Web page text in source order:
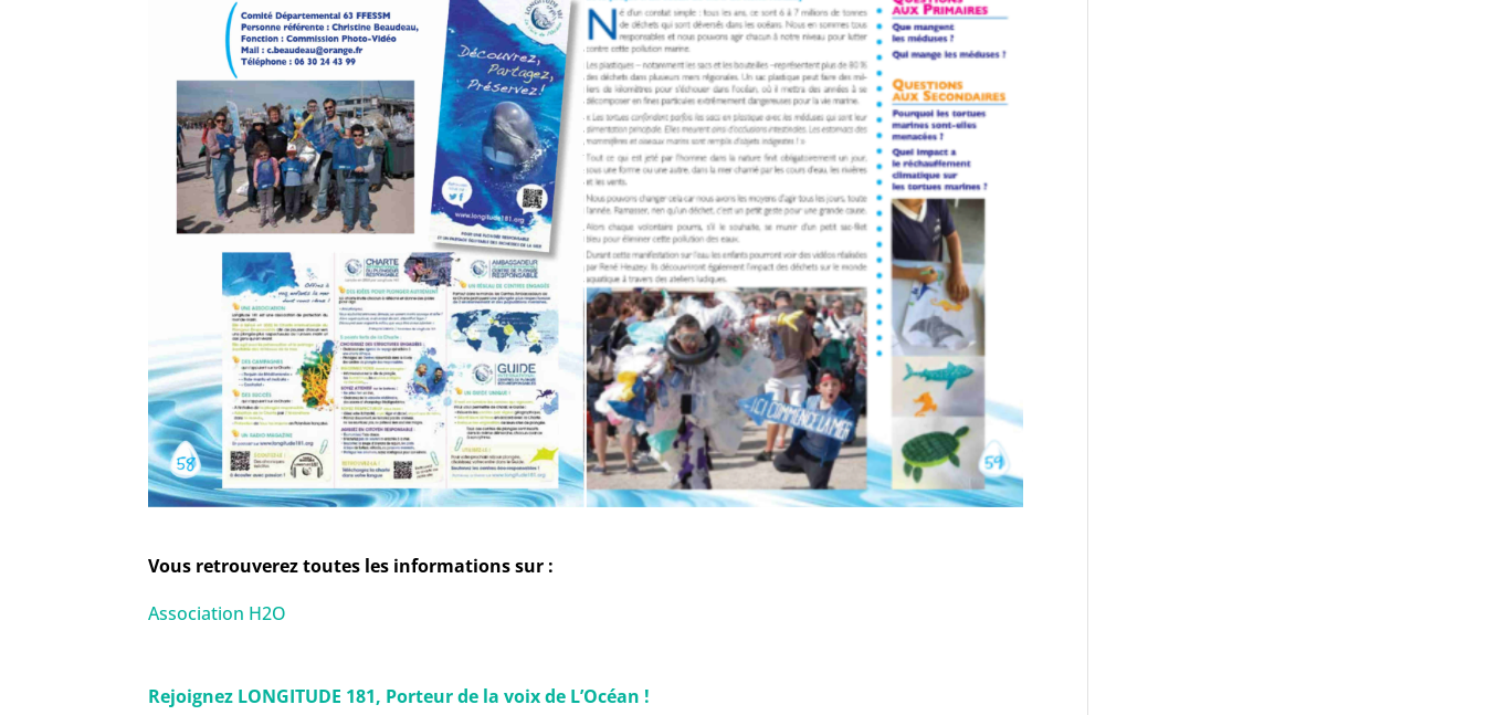
Vous retrouverez toutes les informations sur :
Association H2O
Rejoignez LONGITUDE 181, Porteur de la voix de L’Océan !